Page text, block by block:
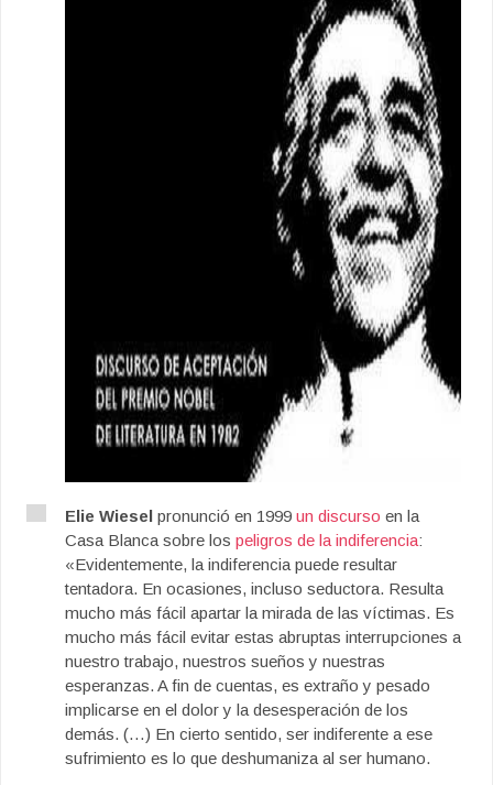
Elie Wiesel pronunció en 1999 un discurso en la
Casa Blanca sobre los peligros de la indiferencia:
«Evidentemente, la indiferencia puede resultar
tentadora. En ocasiones, incluso seductora. Resulta
mucho más fácil apartar la mirada de las víc­timas. Es
mucho más fácil evitar estas abruptas interrupciones a
nuestro trabajo, nuestros sueños y nuestras
esperanzas. A fin de cuentas, es extra­ño y pesado
implicarse en el dolor y la desesperación de los
demás. (…) En cierto sentido, ser indiferente a ese
sufrimiento es lo que deshumani­za al ser humano.